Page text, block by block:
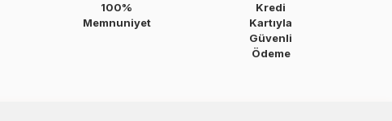
100%
Memnuniyet
Kredi
Kartıyla
Güvenli
Ödeme